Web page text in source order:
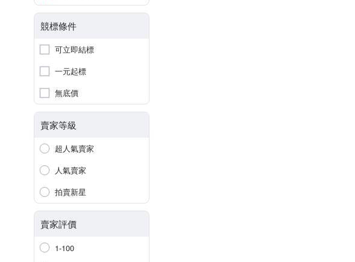
競標條件
可立即結標
一元起標
無底價
賣家等級
超人氣賣家
人氣賣家
拍賣新星
賣家評價
1-100